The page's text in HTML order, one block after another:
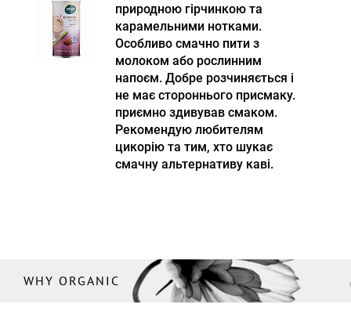
природною гірчинкою та
карамельними нотками.
Особливо смачно пити з
молоком або рослинним
напоєм. Добре розчиняється і
не має стороннього присмаку.
приємно здивував смаком.
Рекомендую любителям
цикорію та тим, хто шукає
смачну альтернативу каві.
WHY ORGANIC